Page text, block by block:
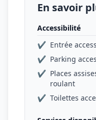
En savoir
Accessibilité
✔ Entrée
✔ Parking
✔ Places
roulant
✔ Toilettes